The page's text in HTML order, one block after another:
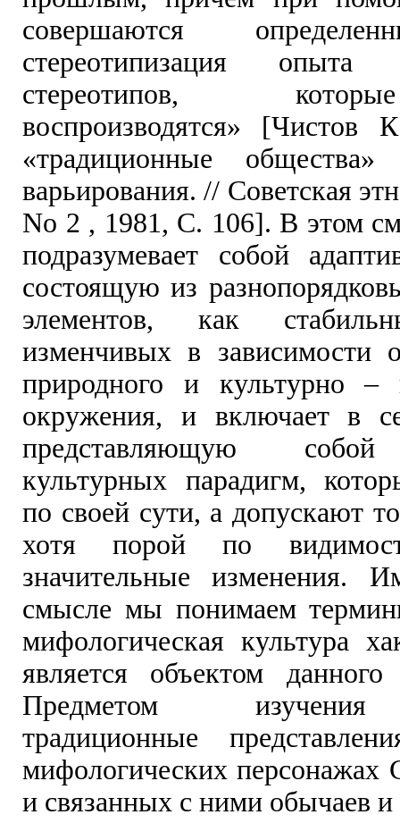
совершаются
стереотипизация
стереотипов,
воспроизводятся» [Чистов
«традиционные
варьирования. // Советская
No 2 , 1981, С. 106]. В этом
подразумевает собой
состоящую из
элементов, как
изменчивых в зависимости
природного и культурно –
окружения, и включает в
представляющую собой
культурных парадигм,
по своей сути, а допускают
хотя порой по
значительные изменения.
смысле мы понимаем
мифологическая культура
является объектом данного
Предметом
традиционные
мифологических персонажах
и связанных с ними обычаев и